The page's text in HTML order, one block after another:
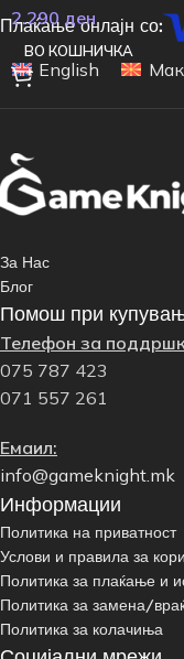
2.290 ден
ВО КОШНИЧКА
Плаќање онлајн со:
English
За Нас
Блог
Помош при
Телефон за
075 787 423
071 557 261
Емаил:
info@gameknight.mk
Информации
Политика на приватност
Услови и правила за
Политика за плаќање и
Политика за замена/
Политика за колачиња